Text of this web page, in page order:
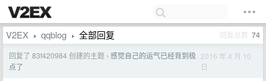
V2EX › qqblog › 全部回复 回复总数 74
回复了 83f420984 创建的主题 › 感觉自己的运气已经背到极
点了
2016 年 4 月 10
日